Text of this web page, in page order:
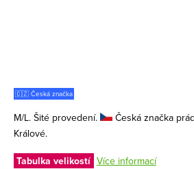
🇨🇿 Česká značka
M/L. Šité provedení. Česká značka
Králové.
Tabulka velikostí Více informací